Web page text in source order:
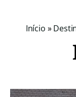
Início »